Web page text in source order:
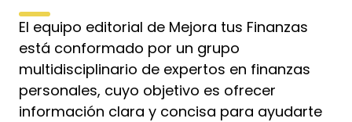
El equipo editorial de Mejora tus Finanzas
está conformado por un grupo
multidisciplinario de expertos en finanzas
personales, cuyo objetivo es ofrecer
información clara y concisa para ayudarte